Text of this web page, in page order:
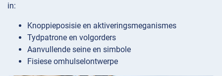
in:
Knoppieposisie en aktiveringsmeganismes
Tydpatrone en volgorders
Aanvullende seine en simbole
Fisiese omhulselontwerpe